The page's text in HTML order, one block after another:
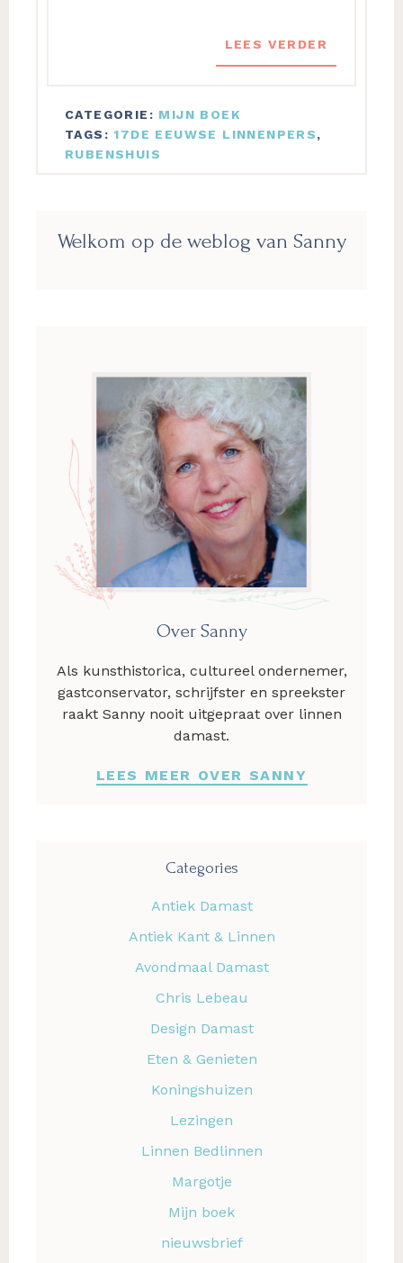
LEES VERDER
CATEGORIE: MIJN BOEK
TAGS:17DE EEUWSE LINNENPERS,
RUBENSHUIS
Sidebar
Welkom op de weblog van Sanny
Over Sanny
Als kunsthistorica, cultureel ondernemer,
gastconservator, schrijfster en spreekster
raakt Sanny nooit uitgepraat over linnen
damast.
LEES MEER OVER SANNY
Categories
Antiek Damast
Antiek Kant & Linnen
Avondmaal Damast
Chris Lebeau
Design Damast
Eten & Genieten
Koningshuizen
Lezingen
Linnen Bedlinnen
Margotje
Mijn boek
nieuwsbrief